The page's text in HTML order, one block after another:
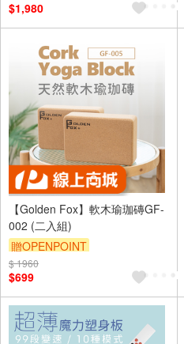
$1,980
【Golden Fox】軟木瑜珈磚GF-
002 (二入組)
贈OPENPOINT
$ 1960
$699